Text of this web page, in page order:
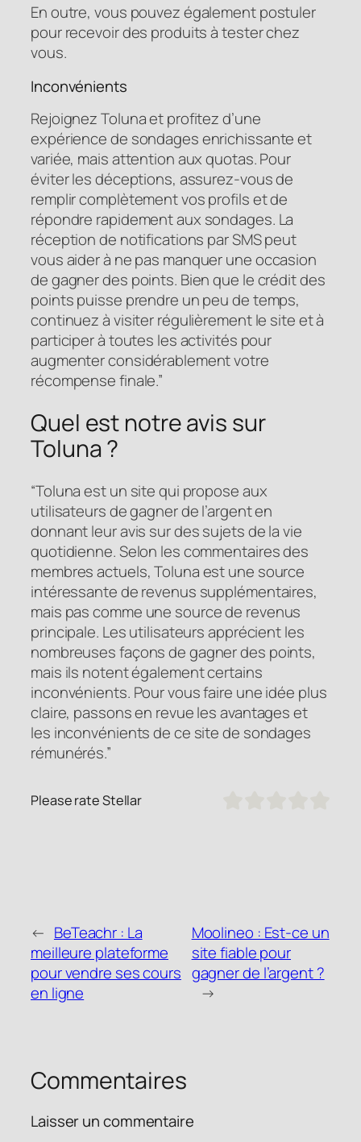
En outre, vous pouvez également postuler
pour recevoir des produits à tester chez
vous.
Inconvénients
Rejoignez Toluna et profitez d’une
expérience de sondages enrichissante et
variée, mais attention aux quotas. Pour
éviter les déceptions, assurez-vous de
remplir complètement vos profils et de
répondre rapidement aux sondages. La
réception de notifications par SMS peut
vous aider à ne pas manquer une occasion
de gagner des points. Bien que le crédit des
points puisse prendre un peu de temps,
continuez à visiter régulièrement le site et à
participer à toutes les activités pour
augmenter considérablement votre
récompense finale.”
Quel est notre avis sur
Toluna ?
“Toluna est un site qui propose aux
utilisateurs de gagner de l’argent en
donnant leur avis sur des sujets de la vie
quotidienne. Selon les commentaires des
membres actuels, Toluna est une source
intéressante de revenus supplémentaires,
mais pas comme une source de revenus
principale. Les utilisateurs apprécient les
nombreuses façons de gagner des points,
mais ils notent également certains
inconvénients. Pour vous faire une idée plus
claire, passons en revue les avantages et
les inconvénients de ce site de sondages
rémunérés.”
Please rate Stellar
← BeTeachr : La
meilleure plateforme
pour vendre ses cours
en ligne
Moolineo : Est-ce un
site fiable pour
gagner de l’argent ?
→
Commentaires
Laisser un commentaire